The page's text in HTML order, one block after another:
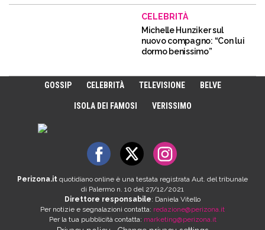
CELEBRITÀ
Michelle Hunziker sul
nuovo compagno: “Con lui
dormo benissimo”
GOSSIP CELEBRITÀ TELEVISIONE BELVE
ISOLA DEI FAMOSI VERISSIMO
Perizona.it quotidiano online è una testata registrata Aut. del tribunale
di Palermo n. 10 del 27/12/2021
Direttore responsabile: Daniela Vitello
Per notizie e segnalazioni contatta: redazione@perizona.it
Per la tua pubblicità contatta: marketing@perizona.it